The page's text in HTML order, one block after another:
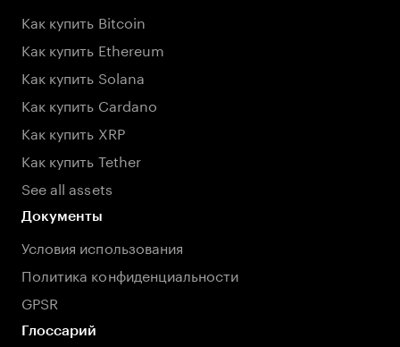
Как купить Bitcoin
Как купить Ethereum
Как купить Solana
Как купить Cardano
Как купить XRP
Как купить Tether
See all assets
Документы
Условия использования
Политика конфиденциальности
GPSR
Глоссарий